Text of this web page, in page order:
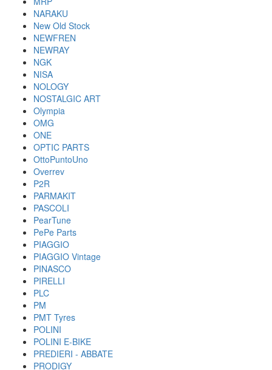
NARAKU
New Old Stock
NEWFREN
NEWRAY
NGK
NISA
NOLOGY
NOSTALGIC ART
Olympia
OMG
ONE
OPTIC PARTS
OttoPuntoUno
Overrev
P2R
PARMAKIT
PASCOLI
PearTune
PePe Parts
PIAGGIO
PIAGGIO Vintage
PINASCO
PIRELLI
PLC
PM
PMT Tyres
POLINI
POLINI E-BIKE
PREDIERI - ABBATE
PRODIGY